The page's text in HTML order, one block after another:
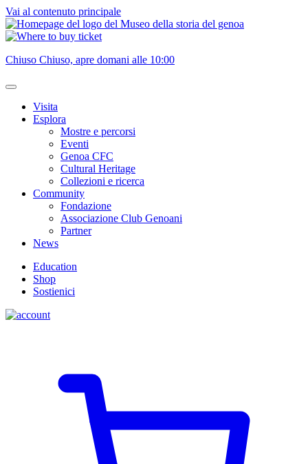
Vai al contenuto principale
Chiuso Chiuso, apre domani alle 10:00
Visita
Esplora
Mostre e percorsi
Eventi
Genoa CFC
Cultural Heritage
Collezioni e ricerca
Community
Fondazione
Associazione Club Genoani
Partner
News
Education
Shop
Sostienici